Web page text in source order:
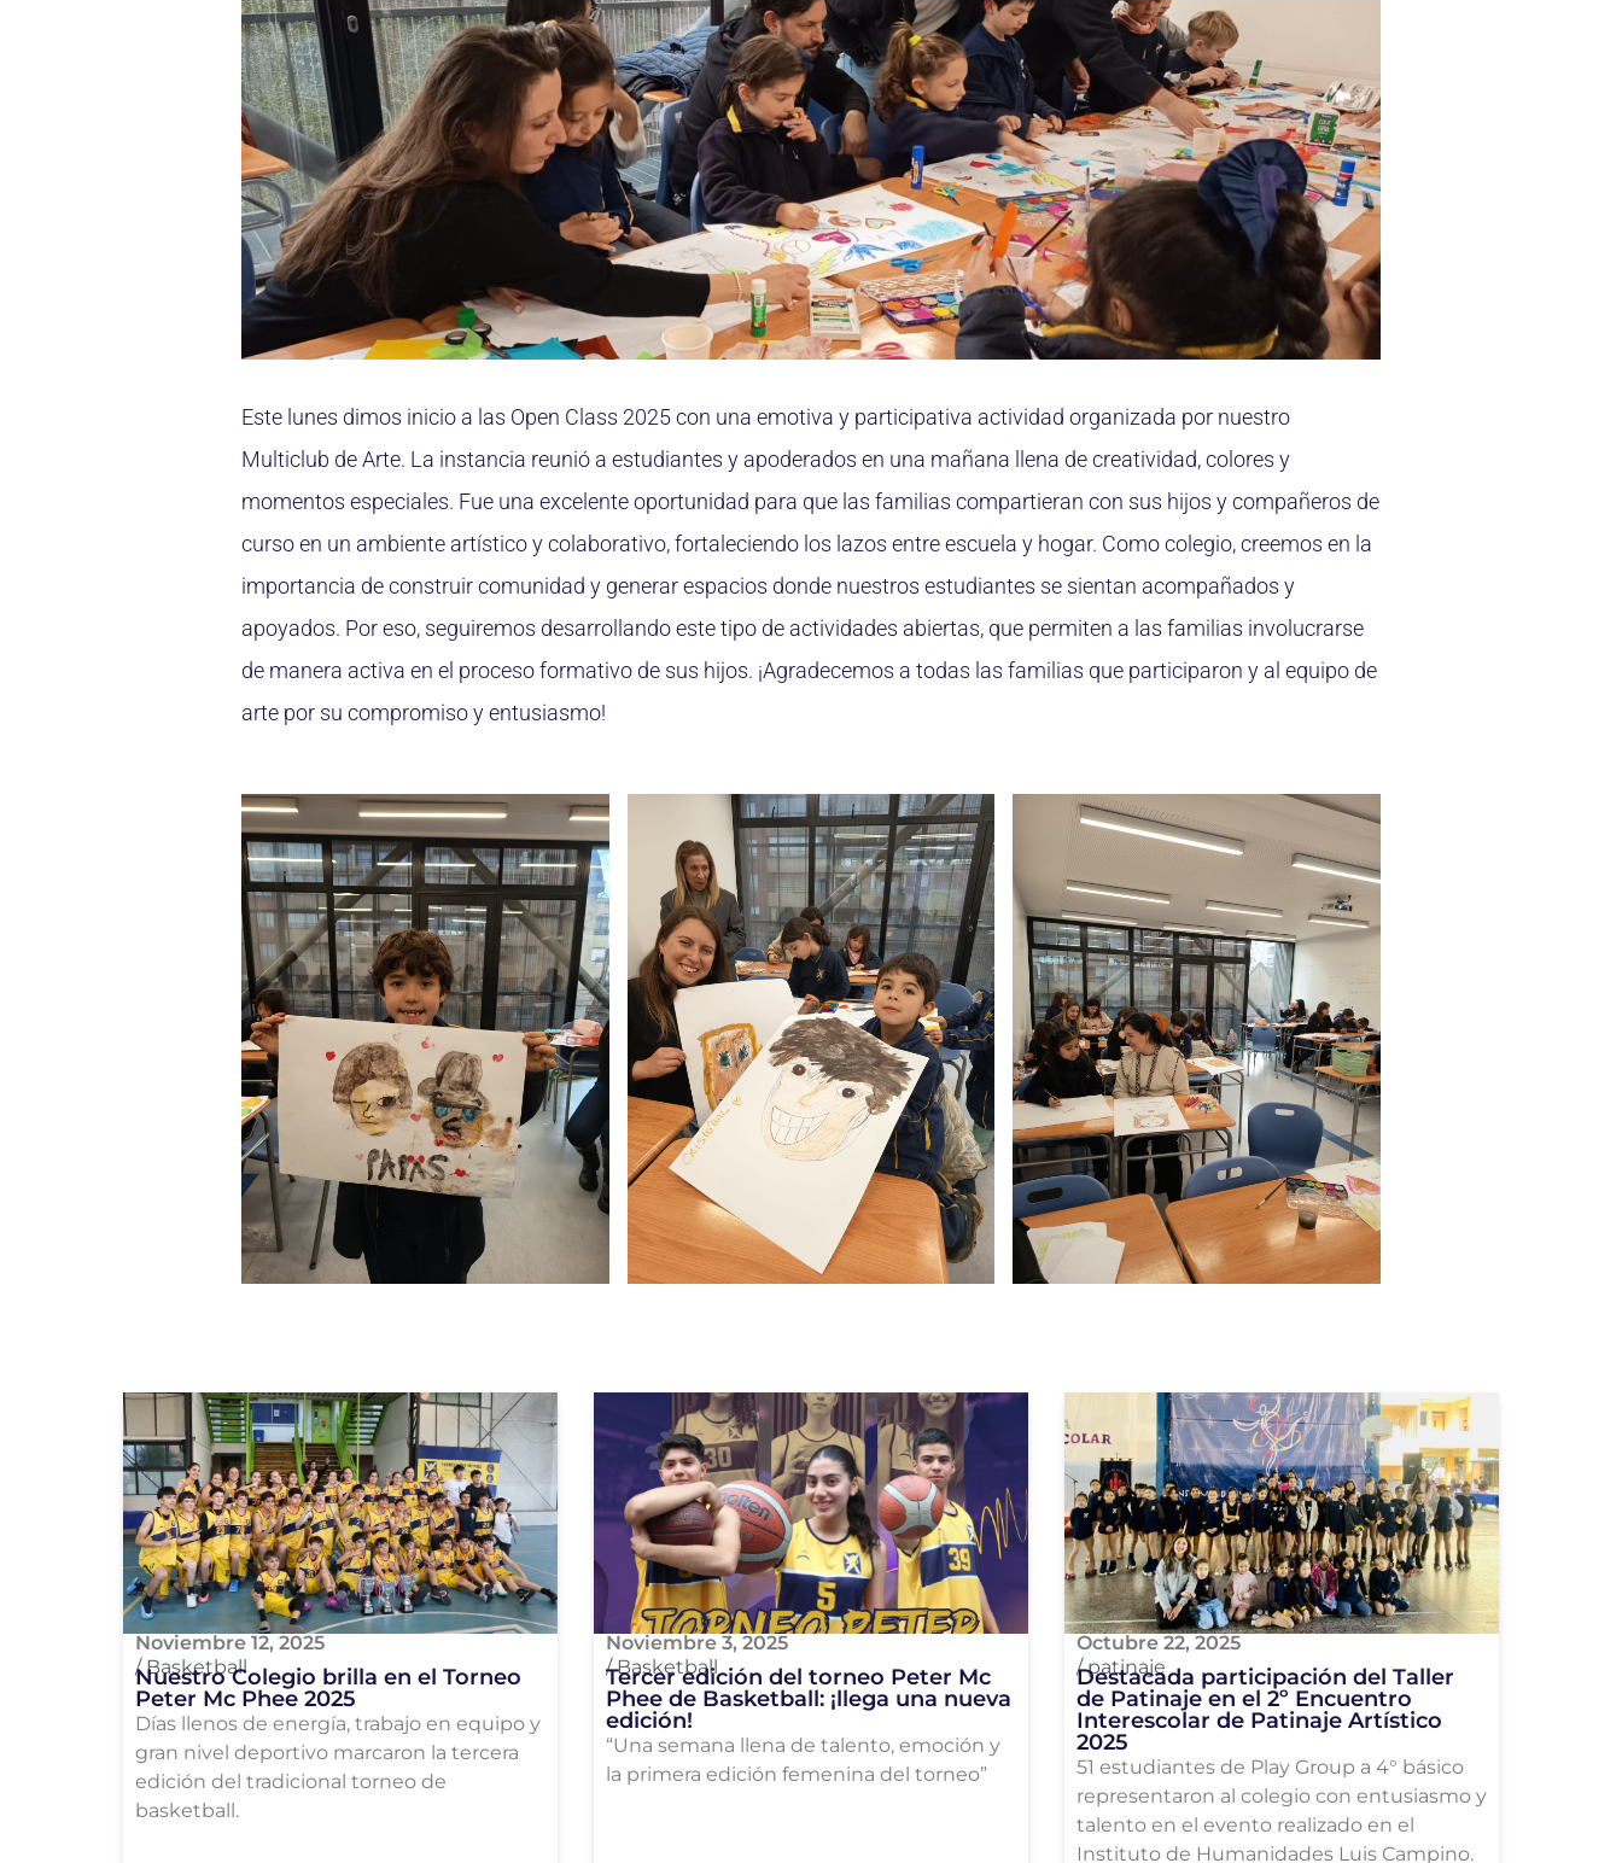
Este lunes dimos inicio a las Open Class 2025 con una emotiva y participativa actividad organizada por nuestro
Multiclub de Arte. La instancia reunió a estudiantes y apoderados en una mañana llena de creatividad, colores y
momentos especiales. Fue una excelente oportunidad para que las familias compartieran con sus hijos y compañeros de
curso en un ambiente artístico y colaborativo, fortaleciendo los lazos entre escuela y hogar. Como colegio, creemos en la
importancia de construir comunidad y generar espacios donde nuestros estudiantes se sientan acompañados y
apoyados. Por eso, seguiremos desarrollando este tipo de actividades abiertas, que permiten a las familias involucrarse
de manera activa en el proceso formativo de sus hijos. ¡Agradecemos a todas las familias que participaron y al equipo de
arte por su compromiso y entusiasmo!
Noviembre 12, 2025
/Basketball
Nuestro Colegio brilla en el Torneo
Peter Mc Phee 2025
Días llenos de energía, trabajo en equipo y
gran nivel deportivo marcaron la tercera
edición del tradicional torneo de
basketball.
Noviembre 3, 2025
/Basketball
Tercer edición del torneo Peter Mc
Phee de Basketball: ¡llega una nueva
edición!
“Una semana llena de talento, emoción y
la primera edición femenina del torneo”
Octubre 22, 2025
/patinaje
Destacada participación del Taller
de Patinaje en el 2º Encuentro
Interescolar de Patinaje Artístico
2025
51 estudiantes de Play Group a 4° básico
representaron al colegio con entusiasmo y
talento en el evento realizado en el
Instituto de Humanidades Luis Campino.